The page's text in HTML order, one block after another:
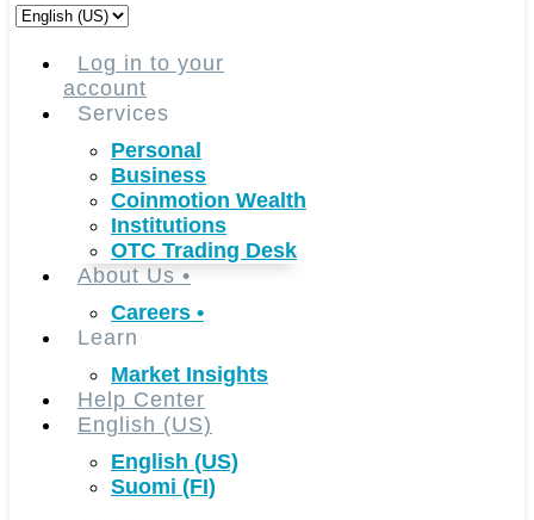
Choose
languageLog in to your
account
Services
Personal
Business
Coinmotion Wealth
Institutions
OTC Trading Desk
About Us •
Careers •
Learn
Market Insights
Help Center
English (US)
English (US)
Suomi (FI)